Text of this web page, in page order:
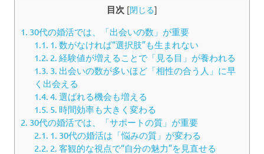
目次 [閉じる]
1. 30代の婚活では、「出会いの数」が重要
1.1. 1. 数がなければ“選択肢”も生まれない
1.2. 2. 経験値が増えることで「見る目」が養われる
1.3. 3. 出会いの数が多いほど「相性の合う人」に早
く出会える
1.4. 4. 選ばれる機会も増える
1.5. 5. 時間効率も大きく変わる
2. 30代の婚活では、「サポートの質」が重要
2.1. 1. 30代の婚活は「悩みの質」が変わる
2.2. 2. 客観的な視点で“自分の魅力”を見直せる